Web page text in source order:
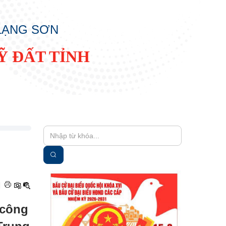
SƠN
ĐẤT TỈNH